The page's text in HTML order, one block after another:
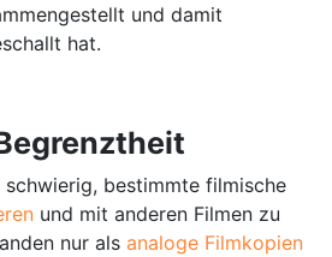
und damit
hat.
bestimmte filmische
und mit anderen Filmen zu
nur als analoge Filmkopien